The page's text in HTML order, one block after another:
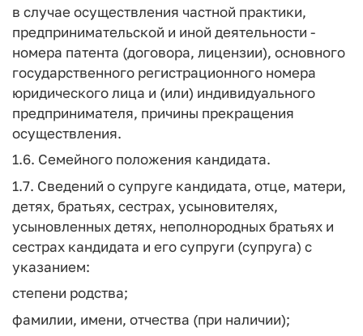
в случае осуществления частной практики,
предпринимательской и иной деятельности -
номера патента (договора, лицензии), основного
государственного регистрационного номера
юридического лица и (или) индивидуального
предпринимателя, причины прекращения
осуществления.
1.6. Семейного положения кандидата.
1.7. Сведений о супруге кандидата, отце, матери,
детях, братьях, сестрах, усыновителях,
усыновленных детях, неполнородных братьях и
сестрах кандидата и его супруги (супруга) с
указанием:
степени родства;
фамилии, имени, отчества (при наличии);